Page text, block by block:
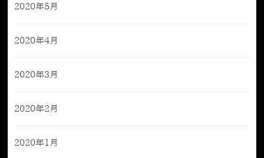
2020年5月
2020年4月
2020年3月
2020年2月
2020年1月